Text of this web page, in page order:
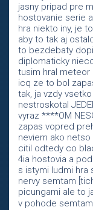
jasny pripad pre
hostovanie serie
hra niekto iny, je
aby to tak aj
to bezdebaty
diplomaticky
tusim hral meteor
icq ze to bol
tak, ja vzdy
nestroskotal
vyraz ****OM
zapas vopred
neviem ako
citil odtedy co
4ia hostovia a
s istymi ludmi
nervy semtam
picungami ale to
v pohode